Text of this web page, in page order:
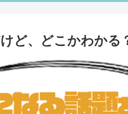
ど、どこかわかる